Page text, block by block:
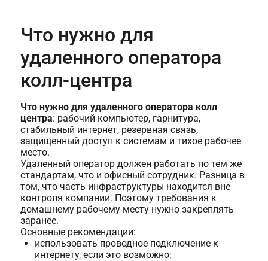
Что нужно для
удаленного оператора
колл-центра
Что нужно для удаленного оператора колл
центра: рабочий компьютер, гарнитура,
стабильный интернет, резервная связь,
защищенный доступ к системам и тихое рабочее
место.
Удаленный оператор должен работать по тем же
стандартам, что и офисный сотрудник. Разница в
том, что часть инфраструктуры находится вне
контроля компании. Поэтому требования к
домашнему рабочему месту нужно закреплять
заранее.
Основные рекомендации:
использовать проводное подключение к
интернету, если это возможно;